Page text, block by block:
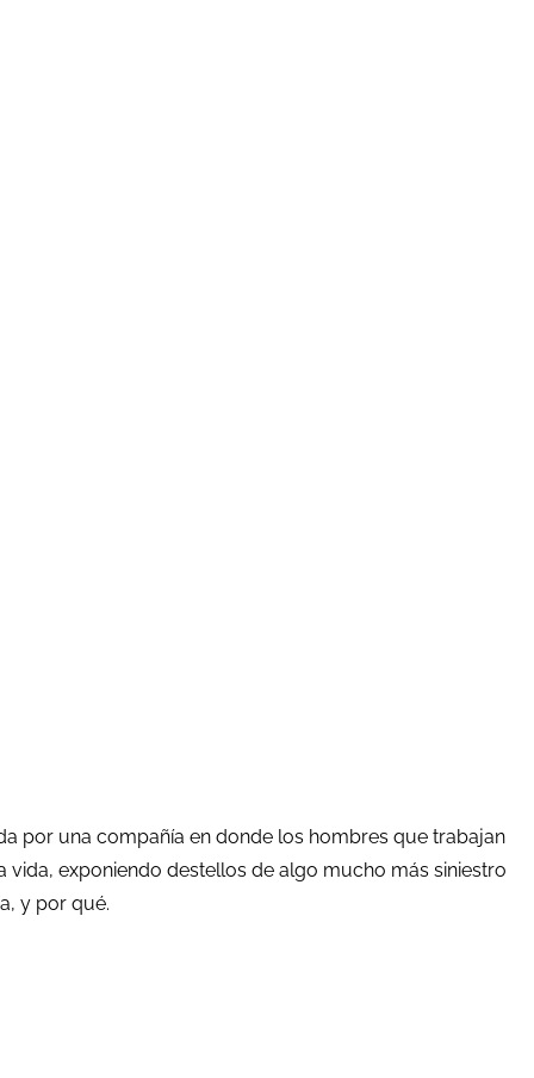
por una compañía en donde los hombres que trabajan
vida, exponiendo destellos de algo mucho más siniestro
y por qué.